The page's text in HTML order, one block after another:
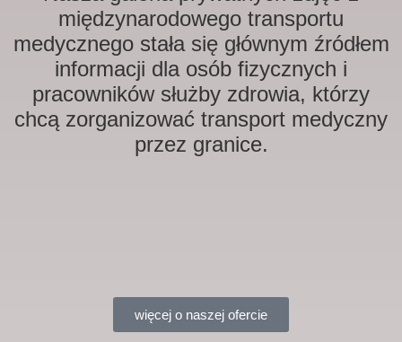
międzynarodowego transportu
medycznego stała się głównym źródłem
informacji dla osób fizycznych i
pracowników służby zdrowia, którzy
chcą zorganizować transport medyczny
przez granice.
więcej o naszej ofercie